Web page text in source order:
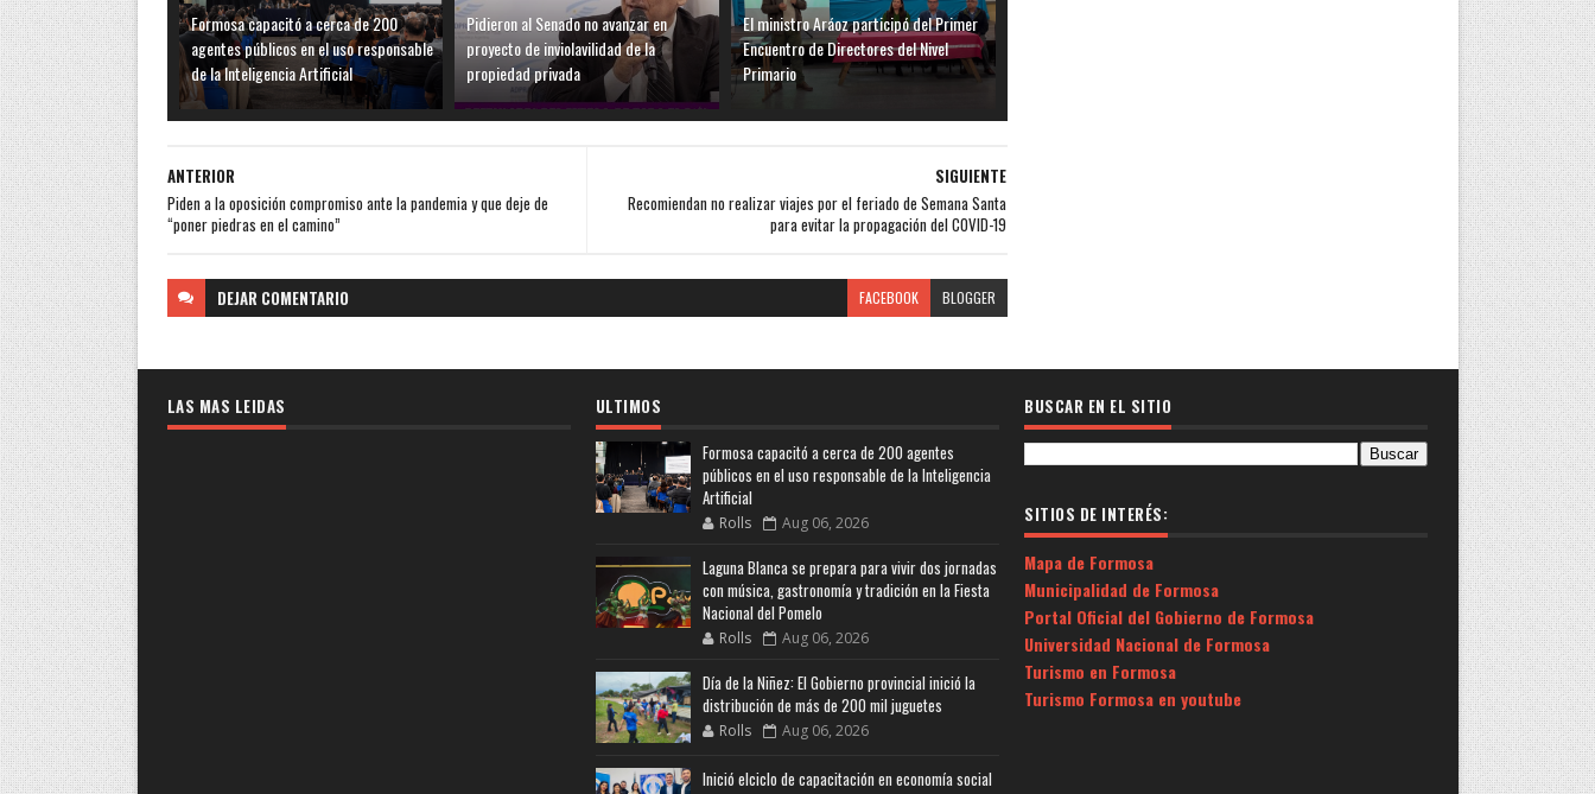
Formosa capacitó a cerca de 200
agentes públicos en el uso responsable
de la Inteligencia Artificial
Pidieron al Senado no avanzar en
proyecto de inviolavilidad de la
propiedad privada
El ministro Aráoz participó del Primer
Encuentro de Directores del Nivel
Primario
SIGUIENTE
Recomiendan no realizar viajes por el feriado de Semana Santa
para evitar la propagación del COVID-19
ANTERIOR
Piden a la oposición compromiso ante la pandemia y que deje de
“poner piedras en el camino”
DEJAR COMENTARIO FACEBOOK BLOGGER
LAS MAS LEIDAS
ULTIMOS
Formosa capacitó a cerca de 200 agentes
públicos en el uso responsable de la Inteligencia
Artificial
Rolls Aug 06, 2026
Laguna Blanca se prepara para vivir dos jornadas
con música, gastronomía y tradición en la Fiesta
Nacional del Pomelo
Rolls Aug 06, 2026
Día de la Niñez: El Gobierno provincial inició la
distribución de más de 200 mil juguetes
Rolls Aug 06, 2026
Inició elciclo de capacitación en economía social
BUSCAR EN EL SITIO
SITIOS DE INTERÉS:
Mapa de Formosa
Municipalidad de Formosa
Portal Oficial del Gobierno de Formosa
Universidad Nacional de Formosa
Turismo en Formosa
Turismo Formosa en youtube